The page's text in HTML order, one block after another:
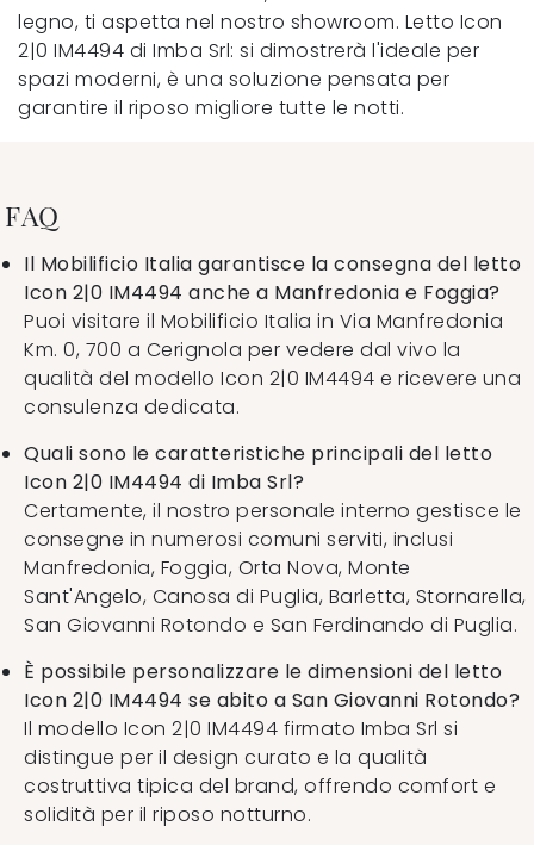
legno, ti aspetta nel nostro showroom. Letto Icon
2|0 IM4494 di Imba Srl: si dimostrerà l'ideale per
spazi moderni, è una soluzione pensata per
garantire il riposo migliore tutte le notti.
FAQ
Il Mobilificio Italia garantisce la consegna del letto
Icon 2|0 IM4494 anche a Manfredonia e Foggia?
Puoi visitare il Mobilificio Italia in Via Manfredonia
Km. 0, 700 a Cerignola per vedere dal vivo la
qualità del modello Icon 2|0 IM4494 e ricevere una
consulenza dedicata.
Quali sono le caratteristiche principali del letto
Icon 2|0 IM4494 di Imba Srl?
Certamente, il nostro personale interno gestisce le
consegne in numerosi comuni serviti, inclusi
Manfredonia, Foggia, Orta Nova, Monte
Sant'Angelo, Canosa di Puglia, Barletta, Stornarella,
San Giovanni Rotondo e San Ferdinando di Puglia.
È possibile personalizzare le dimensioni del letto
Icon 2|0 IM4494 se abito a San Giovanni Rotondo?
Il modello Icon 2|0 IM4494 firmato Imba Srl si
distingue per il design curato e la qualità
costruttiva tipica del brand, offrendo comfort e
solidità per il riposo notturno.